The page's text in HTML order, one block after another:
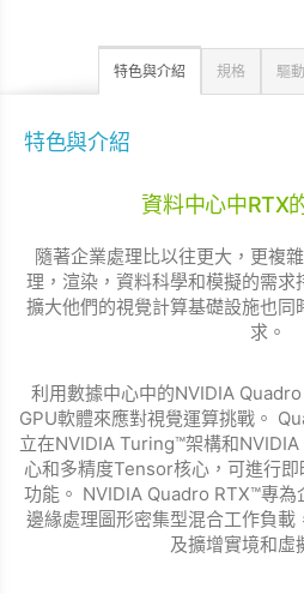
特色與介紹 規格 驅
特色與介紹
資料中心中RTX
隨著企業處理比以往更大，更複
理，渲染，資料科學和模擬的需
擴大他們的視覺計算基礎設施也
求。
利用數據中心中的NVIDIA
GPU軟體來應對視覺運算挑戰。
立在NVIDIA Turing™架構和
心和多精度Tensor核心，可進行
功能。 NVIDIA Quadro RTX™專為
邊緣處理圖形密集型混合工作負載
及擴增實境和虛